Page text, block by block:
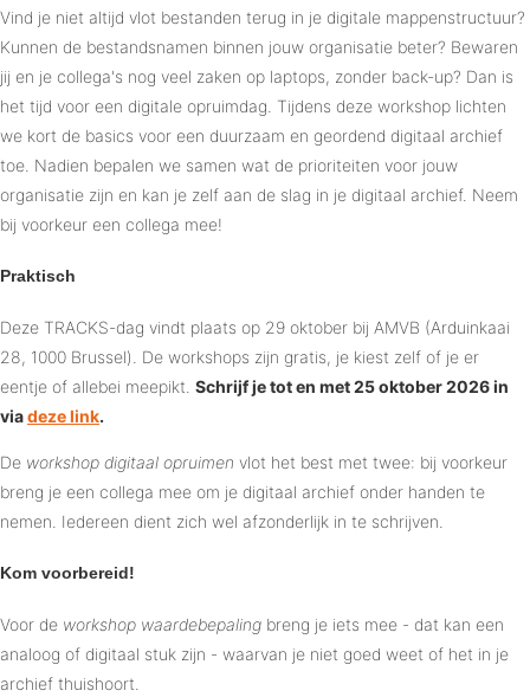
Vind je niet altijd vlot bestanden terug in je digitale mappenstructuur?
Kunnen de bestandsnamen binnen jouw organisatie beter? Bewaren
jij en je collega's nog veel zaken op laptops, zonder back-up? Dan is
het tijd voor een digitale opruimdag. Tijdens deze workshop lichten
we kort de basics voor een duurzaam en geordend digitaal archief
toe. Nadien bepalen we samen wat de prioriteiten voor jouw
organisatie zijn en kan je zelf aan de slag in je digitaal archief. Neem
bij voorkeur een collega mee!
Praktisch
Deze TRACKS-dag vindt plaats op 29 oktober bij AMVB (Arduinkaai
28, 1000 Brussel). De workshops zijn gratis, je kiest zelf of je er
eentje of allebei meepikt. Schrijf je tot en met 25 oktober 2026 in
viadeze link.
De workshop digitaal opruimen vlot het best met twee: bij voorkeur
breng je een collega mee om je digitaal archief onder handen te
nemen. Iedereen dient zich wel afzonderlijk in te schrijven.
Kom voorbereid!
Voor de workshop waardebepaling breng je iets mee - dat kan een
analoog of digitaal stuk zijn - waarvan je niet goed weet of het in je
archief thuishoort.